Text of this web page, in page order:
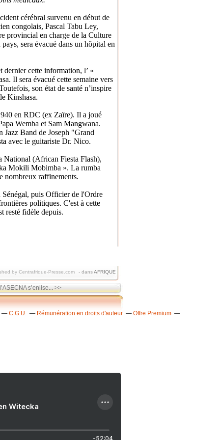
cérébral survenu en début de
congolais, Pascal Tabu Ley,
provincial en charge de la Culture
sera évacué dans un hôpital en
cette information, l’ «
Il sera évacué cette semaine vers
son état de santé n’inspire
Kinshasa.
en RDC (ex Zaïre). Il a joué
Wemba et Sam Mangwana.
Jazz Band de Joseph "Grand
avec le guitariste Dr. Nico.
National (African Fiesta Flash),
Mokili Mobimba ». La rumba
nombreux raffinements.
puis Officier de l'Ordre
politiques. C'est à cette
resté fidèle depuis.
by Centrafrique-Presse.com - dansAFRIQUE
s’enlise... >>
C.G.U. Rémunération en droits d'auteur Offre Premium
Witecka
-52:04